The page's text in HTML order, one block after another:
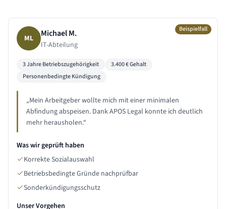
Beispielfall
ML Michael M.
IT-Abteilung
3 JahreBetriebszugehörigkeit 3.400€ Gehalt
Personenbedingte Kündigung
„Mein Arbeitgeber wollte mich mit einer minimalen
Abfindung abspeisen. Dank APOS Legal konnte ich deutlich
mehr herausholen.“
Was wir geprüft haben
Korrekte Sozialauswahl
Betriebsbedingte Gründe nachprüfbar
Sonderkündigungsschutz
Unser Vorgehen